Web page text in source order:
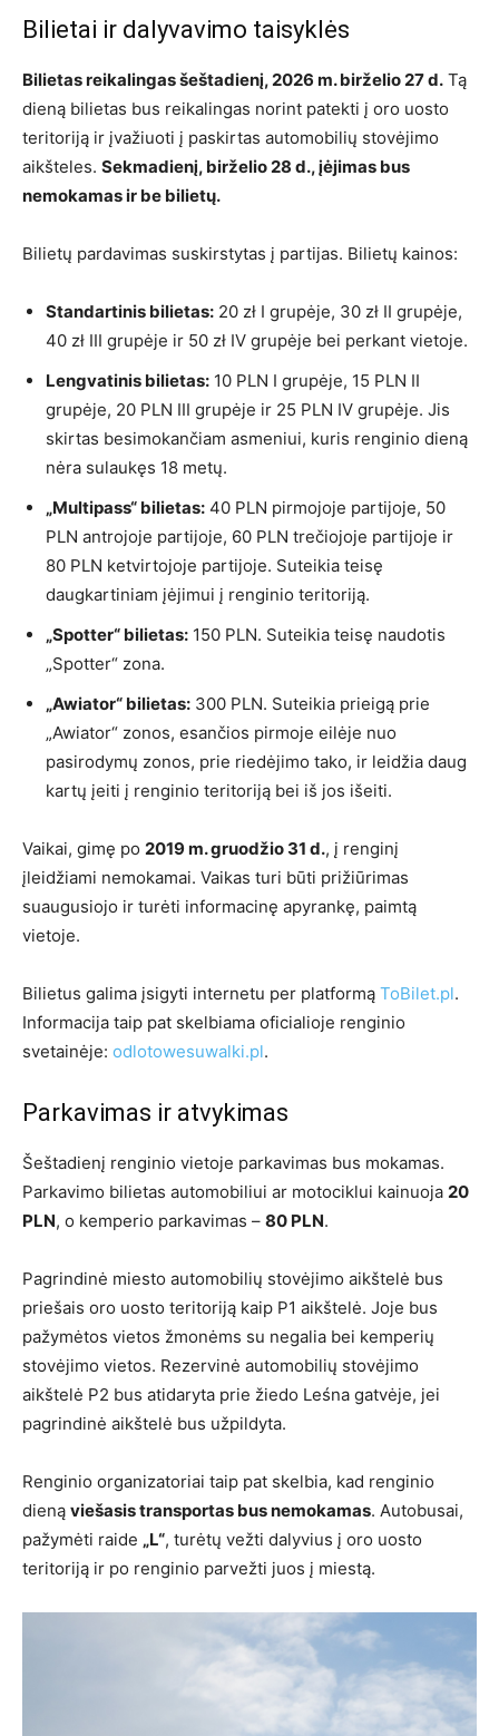
Bilietai ir dalyvavimo taisyklės
Bilietas reikalingas šeštadienį, 2026 m. birželio 27 d. Tą
dieną bilietas bus reikalingas norint patekti į oro uosto
teritoriją ir įvažiuoti į paskirtas automobilių stovėjimo
aikšteles. Sekmadienį, birželio 28 d., įėjimas bus
nemokamas ir be bilietų.
Bilietų pardavimas suskirstytas į partijas. Bilietų kainos:
Standartinis bilietas: 20 zł I grupėje, 30 zł II grupėje,
40 zł III grupėje ir 50 zł IV grupėje bei perkant vietoje.
Lengvatinis bilietas: 10 PLN I grupėje, 15 PLN II
grupėje, 20 PLN III grupėje ir 25 PLN IV grupėje. Jis
skirtas besimokančiam asmeniui, kuris renginio dieną
nėra sulaukęs 18 metų.
„Multipass“ bilietas: 40 PLN pirmojoje partijoje, 50
PLN antrojoje partijoje, 60 PLN trečiojoje partijoje ir
80 PLN ketvirtojoje partijoje. Suteikia teisę
daugkartiniam įėjimui į renginio teritoriją.
„Spotter“ bilietas: 150 PLN. Suteikia teisę naudotis
„Spotter“ zona.
„Awiator“ bilietas: 300 PLN. Suteikia prieigą prie
„Awiator“ zonos, esančios pirmoje eilėje nuo
pasirodymų zonos, prie riedėjimo tako, ir leidžia daug
kartų įeiti į renginio teritoriją bei iš jos išeiti.
Vaikai, gimę po 2019 m. gruodžio 31 d., į renginį
įleidžiami nemokamai. Vaikas turi būti prižiūrimas
suaugusiojo ir turėti informacinę apyrankę, paimtą
vietoje.
Bilietus galima įsigyti internetu per platformą ToBilet.pl.
Informacija taip pat skelbiama oficialioje renginio
svetainėje: odlotowesuwalki.pl.
Parkavimas ir atvykimas
Šeštadienį renginio vietoje parkavimas bus mokamas.
Parkavimo bilietas automobiliui ar motociklui kainuoja 20
PLN, o kemperio parkavimas – 80 PLN.
Pagrindinė miesto automobilių stovėjimo aikštelė bus
priešais oro uosto teritoriją kaip P1 aikštelė. Joje bus
pažymėtos vietos žmonėms su negalia bei kemperių
stovėjimo vietos. Rezervinė automobilių stovėjimo
aikštelė P2 bus atidaryta prie žiedo Leśna gatvėje, jei
pagrindinė aikštelė bus užpildyta.
Renginio organizatoriai taip pat skelbia, kad renginio
dieną viešasis transportas bus nemokamas. Autobusai,
pažymėti raide „L“, turėtų vežti dalyvius į oro uosto
teritoriją ir po renginio parvežti juos į miestą.